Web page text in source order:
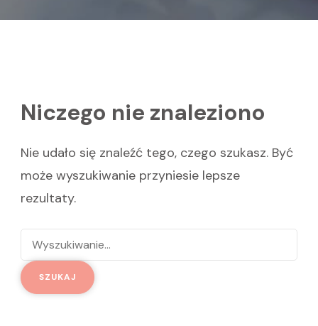
Niczego nie znaleziono
Nie udało się znaleźć tego, czego szukasz. Być
może wyszukiwanie przyniesie lepsze
rezultaty.
Szukaj: